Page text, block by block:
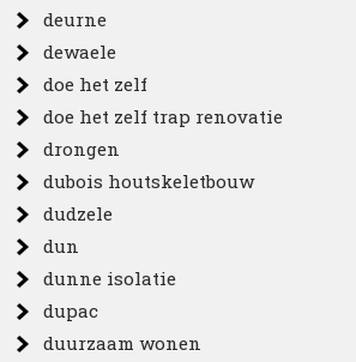
deurne
dewaele
doe het zelf
doe het zelf trap renovatie
drongen
dubois houtskeletbouw
dudzele
dun
dunne isolatie
dupac
duurzaam wonen